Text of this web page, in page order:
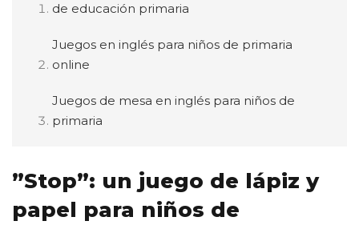
de educación primaria
Juegos en inglés para niños de primaria
online
Juegos de mesa en inglés para niños de
primaria
”Stop”: un juego de lápiz y
papel para niños de